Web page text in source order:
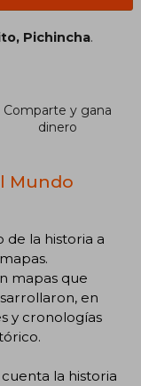
Pichincha.
Comparte y gana
dinero
Mundo
la historia a
mapas que
en
y cronologías
la historia